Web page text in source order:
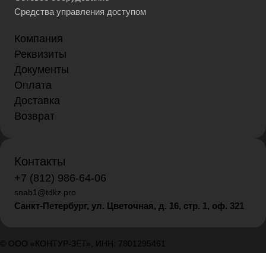
Средства управления доступом
Компания
Реквизиты
Документы
Оплата
Доставка
Возврат
Контакты
+7 (812) 986-64-06
snab1@tdkz.pro
Санкт-Петербург, ул. Цветочная, д. 16, стр. 1, оф. 321
© ООО «КОНТУР-ЗЕТ», ИНН: 7801295461